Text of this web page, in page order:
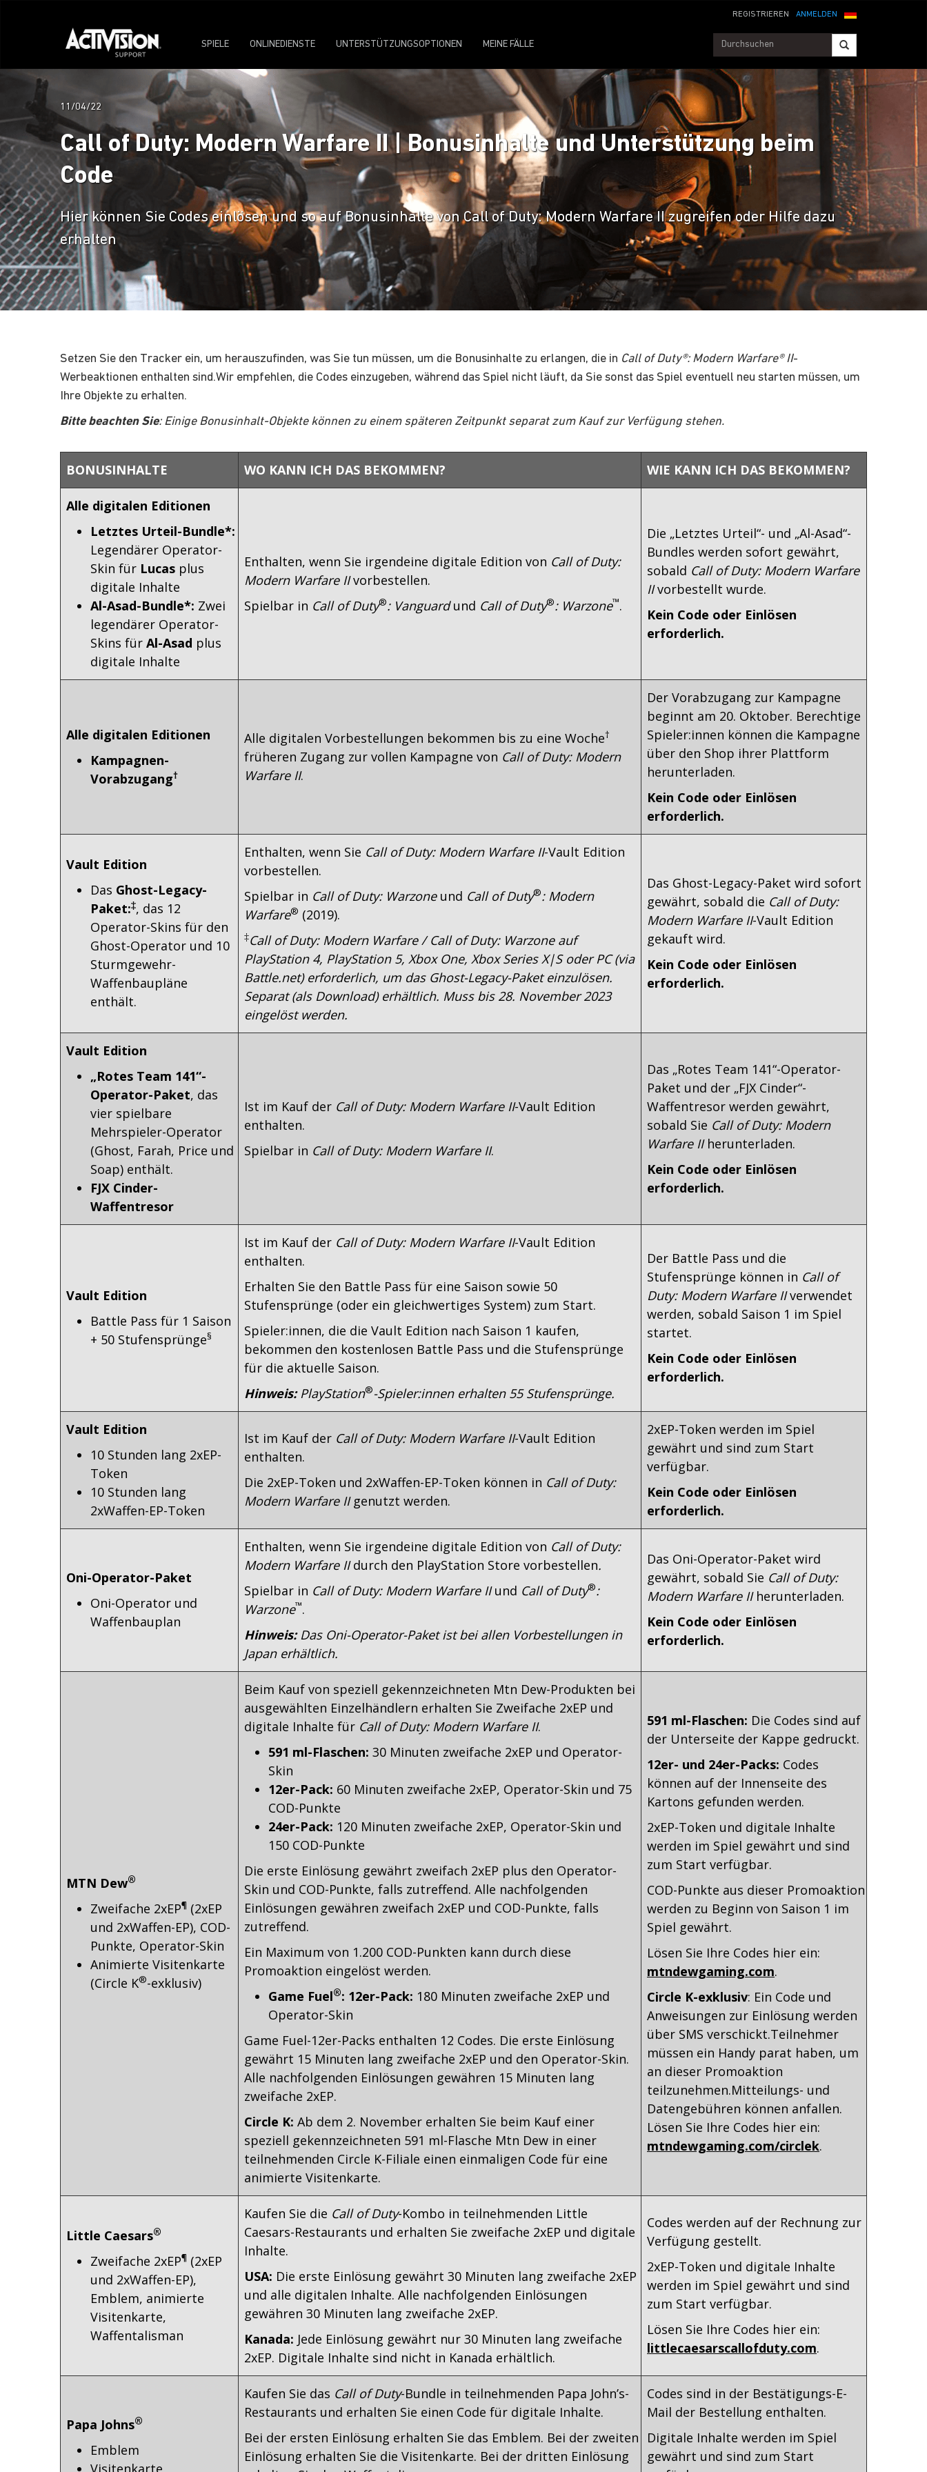
ANMELDEN
REGISTRIEREN
SPIELE ONLINEDIENSTE UNTERSTÜTZUNGSOPTIONEN MEINE FÄLLE
11/04/22
Call of Duty: Modern Warfare II | Bonusinhalte und Unterstützung beim
Code
Hier können Sie Codes einlösen und so auf Bonusinhalte von Call of Duty: Modern Warfare II zugreifen oder Hilfe dazu
erhalten
Setzen Sie den Tracker ein, um herauszufinden, was Sie tun müssen, um die Bonusinhalte zu erlangen, die in Call of Duty®: Modern Warfare® II-
Werbeaktionen enthalten sind.Wir empfehlen, die Codes einzugeben, während das Spiel nicht läuft, da Sie sonst das Spiel eventuell neu starten müssen, um
Ihre Objekte zu erhalten.
Bitte beachten Sie: Einige Bonusinhalt-Objekte können zu einem späteren Zeitpunkt separat zum Kauf zur Verfügung stehen.
BONUSINHALTE WO KANN ICH DAS BEKOMMEN? WIE KANN ICH DAS BEKOMMEN?
Alle digitalen Editionen
Letztes Urteil-Bundle*:
Legendärer Operator-
Skin für Lucas plus
digitale Inhalte
Al-Asad-Bundle*: Zwei
legendärer Operator-
Skins für Al-Asad plus
digitale Inhalte
Enthalten, wenn Sie irgendeine digitale Edition von Call of Duty:
Modern Warfare IIvorbestellen.
Spielbar in Call of Duty®: Vanguardund Call of Duty®: Warzone™.
Die „Letztes Urteil“- und „Al-Asad“-
Bundles werden sofort gewährt,
sobald Call of Duty: Modern Warfare
IIvorbestellt wurde.
Kein Code oder Einlösen
erforderlich.
Alle digitalen Editionen
Kampagnen-
Vorabzugang†
Alle digitalen Vorbestellungen bekommen bis zu eine Woche†
früheren Zugang zur vollen Kampagne von Call of Duty: Modern
Warfare II.
Der Vorabzugang zur Kampagne
beginnt am 20. Oktober. Berechtige
Spieler:innen können die Kampagne
über den Shop ihrer Plattform
herunterladen.
Kein Code oder Einlösen
erforderlich.
Vault Edition
Das Ghost-Legacy-
Paket:‡, das 12
Operator-Skins für den
Ghost-Operator und 10
Sturmgewehr-
Waffenbaupläne
enthält.
Enthalten, wenn Sie Call of Duty: Modern Warfare II-Vault Edition
vorbestellen.
Spielbar in Call of Duty: Warzoneund Call of Duty®: Modern
Warfare® (2019).
‡Call of Duty: Modern Warfare / Call of Duty: Warzone auf
PlayStation 4, PlayStation 5, Xbox One, Xbox Series X|S oder PC (via
Battle.net) erforderlich, um das Ghost-Legacy-Paket einzulösen.
Separat (als Download) erhältlich. Muss bis 28. November 2023
eingelöst werden.
Das Ghost-Legacy-Paket wird sofort
gewährt, sobald die Call of Duty:
Modern Warfare II-Vault Edition
gekauft wird.
Kein Code oder Einlösen
erforderlich.
Vault Edition
„Rotes Team 141“-
Operator-Paket, das
vier spielbare
Mehrspieler-Operator
(Ghost, Farah, Price und
Soap) enthält.
FJX Cinder-
Waffentresor
Ist im Kauf der Call of Duty: Modern Warfare II-Vault Edition
enthalten.
Spielbar in Call of Duty: Modern Warfare II.
Das „Rotes Team 141“-Operator-
Paket und der „FJX Cinder“-
Waffentresor werden gewährt,
sobald Sie Call of Duty: Modern
Warfare IIherunterladen.
Kein Code oder Einlösen
erforderlich.
Vault Edition
Battle Pass für 1 Saison
+ 50 Stufensprünge§
Ist im Kauf der Call of Duty: Modern Warfare II-Vault Edition
enthalten.
Erhalten Sie den Battle Pass für eine Saison sowie 50
Stufensprünge (oder ein gleichwertiges System) zum Start.
Spieler:innen, die die Vault Edition nach Saison 1 kaufen,
bekommen den kostenlosen Battle Pass und die Stufensprünge
für die aktuelle Saison.
Hinweis:PlayStation®-Spieler:innen erhalten 55 Stufensprünge.
Der Battle Pass und die
Stufensprünge können in Call of
Duty: Modern Warfare IIverwendet
werden, sobald Saison 1 im Spiel
startet.
Kein Code oder Einlösen
erforderlich.
Vault Edition
10 Stunden lang 2xEP-
Token
10 Stunden lang
2xWaffen-EP-Token
Ist im Kauf der Call of Duty: Modern Warfare II-Vault Edition
enthalten.
Die 2xEP-Token und 2xWaffen-EP-Token können in Call of Duty:
Modern Warfare IIgenutzt werden.
2xEP-Token werden im Spiel
gewährt und sind zum Start
verfügbar.
Kein Code oder Einlösen
erforderlich.
Oni-Operator-Paket
Oni-Operator und
Waffenbauplan
Enthalten, wenn Sie irgendeine digitale Edition von Call of Duty:
Modern Warfare IIdurch den PlayStation Store vorbestellen.
Spielbar in Call of Duty: Modern Warfare IIund Call of Duty®:
Warzone™.
Hinweis:Das Oni-Operator-Paket ist bei allen Vorbestellungen in
Japan erhältlich.
Das Oni-Operator-Paket wird
gewährt, sobald Sie Call of Duty:
Modern Warfare IIherunterladen.
Kein Code oder Einlösen
erforderlich.
MTN Dew®
Zweifache 2xEP¶ (2xEP
und 2xWaffen-EP), COD-
Punkte, Operator-Skin
Animierte Visitenkarte
(Circle K®-exklusiv)
Beim Kauf von speziell gekennzeichneten Mtn Dew-Produkten bei
ausgewählten Einzelhändlern erhalten Sie Zweifache 2xEP und
digitale Inhalte für Call of Duty: Modern Warfare II.
591 ml-Flaschen: 30 Minuten zweifache 2xEP und Operator-
Skin
12er-Pack: 60 Minuten zweifache 2xEP, Operator-Skin und 75
COD-Punkte
24er-Pack: 120 Minuten zweifache 2xEP, Operator-Skin und
150 COD-Punkte
Die erste Einlösung gewährt zweifach 2xEP plus den Operator-
Skin und COD-Punkte, falls zutreffend. Alle nachfolgenden
Einlösungen gewähren zweifach 2xEP und COD-Punkte, falls
zutreffend.
Ein Maximum von 1.200 COD-Punkten kann durch diese
Promoaktion eingelöst werden.
Game Fuel®: 12er-Pack: 180 Minuten zweifache 2xEP und
Operator-Skin
Game Fuel-12er-Packs enthalten 12 Codes. Die erste Einlösung
gewährt 15 Minuten lang zweifache 2xEP und den Operator-Skin.
Alle nachfolgenden Einlösungen gewähren 15 Minuten lang
zweifache 2xEP.
Circle K: Ab dem 2. November erhalten Sie beim Kauf einer
speziell gekennzeichneten 591 ml-Flasche Mtn Dew in einer
teilnehmenden Circle K-Filiale einen einmaligen Code für eine
animierte Visitenkarte.
591 ml-Flaschen: Die Codes sind auf
der Unterseite der Kappe gedruckt.
12er- und 24er-Packs: Codes
können auf der Innenseite des
Kartons gefunden werden.
2xEP-Token und digitale Inhalte
werden im Spiel gewährt und sind
zum Start verfügbar.
COD-Punkte aus dieser Promoaktion
werden zu Beginn von Saison 1 im
Spiel gewährt.
Lösen Sie Ihre Codes hier ein:
mtndewgaming.com.
Circle K-exklusiv: Ein Code und
Anweisungen zur Einlösung werden
über SMS verschickt.Teilnehmer
müssen ein Handy parat haben, um
an dieser Promoaktion
teilzunehmen.Mitteilungs- und
Datengebühren können anfallen.
Lösen Sie Ihre Codes hier ein:
mtndewgaming.com/circlek.
Little Caesars®
Zweifache 2xEP¶ (2xEP
und 2xWaffen-EP),
Emblem, animierte
Visitenkarte,
Waffentalisman
Kaufen Sie die Call of Duty-Kombo in teilnehmenden Little
Caesars-Restaurants und erhalten Sie zweifache 2xEP und digitale
Inhalte.
USA: Die erste Einlösung gewährt 30 Minuten lang zweifache 2xEP
und alle digitalen Inhalte. Alle nachfolgenden Einlösungen
gewähren 30 Minuten lang zweifache 2xEP.
Kanada: Jede Einlösung gewährt nur 30 Minuten lang zweifache
2xEP. Digitale Inhalte sind nicht in Kanada erhältlich.
Codes werden auf der Rechnung zur
Verfügung gestellt.
2xEP-Token und digitale Inhalte
werden im Spiel gewährt und sind
zum Start verfügbar.
Lösen Sie Ihre Codes hier ein:
littlecaesarscallofduty.com.
Papa Johns®
Emblem
Visitenkarte
Kaufen Sie das Call of Duty-Bundle in teilnehmenden Papa John’s-
Restaurants und erhalten Sie einen Code für digitale Inhalte.
Bei der ersten Einlösung erhalten Sie das Emblem. Bei der zweiten
Einlösung erhalten Sie die Visitenkarte. Bei der dritten Einlösung
Codes sind in der Bestätigungs-E-
Mail der Bestellung enthalten.
Digitale Inhalte werden im Spiel
gewährt und sind zum Start